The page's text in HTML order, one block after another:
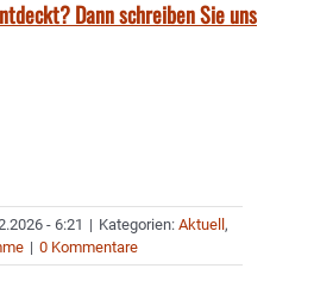
Dann schreiben Sie uns
- 6:21 | Kategorien: Aktuell ,
| 0 Kommentare